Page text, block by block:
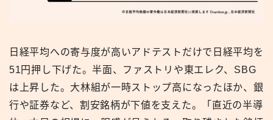
日経平均への寄与度が高いアドテストだけで日経平均を
51円押し下げた。半面、ファストリや東エレク、SBG
は上昇した。大林組が一時ストップ高になったほか、銀
行や証券など、割安銘柄が下値を支えた。「直近の半導